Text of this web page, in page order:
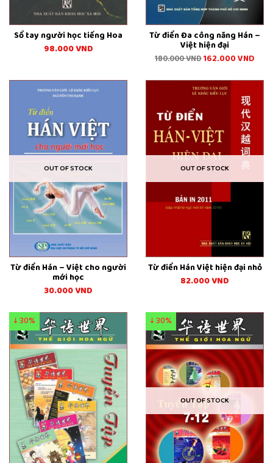
Sổ tay người học tiếng Hoa
98.000VND
Từ điển Đa công năng Hán –
Việt hiện đại
180.000VND162.000VND
OUT OF STOCK
Từ điển Hán – Việt cho người
mới học
30.000VND
OUT OF STOCK
Từ điển Hán Việt hiện đại nhỏ
82.000VND
↓ 30%
OUT OF STOCK
↓ 30%